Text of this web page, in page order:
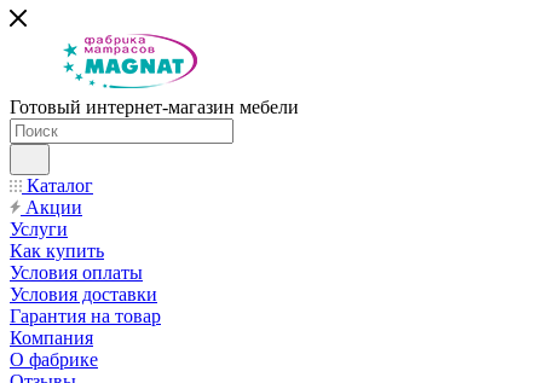
Готовый интернет-магазин мебели
Каталог
Акции
Услуги
Как купить
Условия оплаты
Условия доставки
Гарантия на товар
Компания
О фабрике